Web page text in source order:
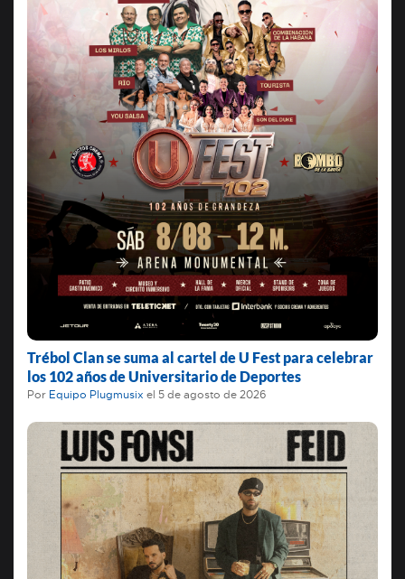
Trébol Clan se suma al cartel de U Fest para celebrar
los 102 años de Universitario de Deportes
Por Equipo Plugmusix el 5 de agosto de 2026